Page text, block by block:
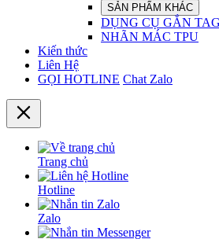
SẢN PHẨM KHÁC
DỤNG CỤ GẮN
NHÃN MÁC TPU
Kiến thức
Liên Hệ
GỌI HOTLINE Chat Zalo
Trang chủ
Hotline
Zalo